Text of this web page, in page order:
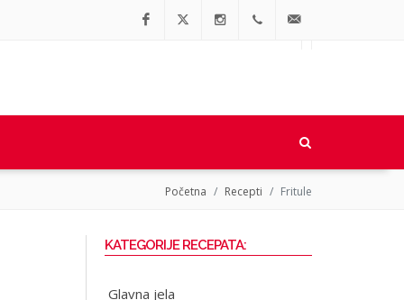
Početna Recepti Fritule
KATEGORIJE RECEPATA:
Glavna jela